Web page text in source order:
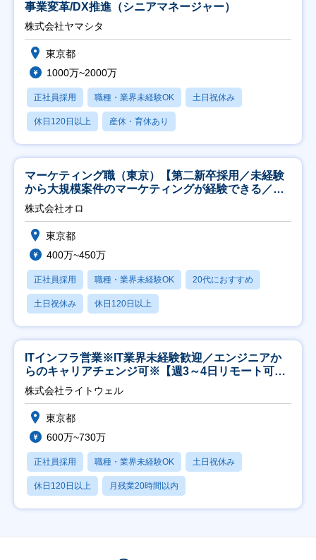
事業変革/DX推進（シニアマネージャー）
株式会社ヤマシタ
東京都
1000万~2000万
正社員採用 職種・業界未経験OK 土日祝休み
休日120日以上 産休・育休あり
マーケティング職（東京）【第二新卒採用／未経験
から大規模案件のマーケティングが経験できる／研
修充実】
株式会社オロ
東京都
400万~450万
正社員採用 職種・業界未経験OK 20代におすすめ
土日祝休み 休日120日以上
ITインフラ営業※IT業界未経験歓迎／エンジニアか
らのキャリアチェンジ可※【週3～4日リモート可
能】
株式会社ライトウェル
東京都
600万~730万
正社員採用 職種・業界未経験OK 土日祝休み
休日120日以上 月残業20時間以内